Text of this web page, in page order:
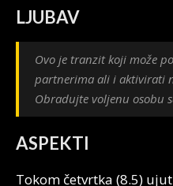
LJUBAV
Ovo je tranzit koji može
partnerima ali i aktivirati
Obradujte voljenu osobu
ASPEKTI
Tokom četvrtka (8.5)